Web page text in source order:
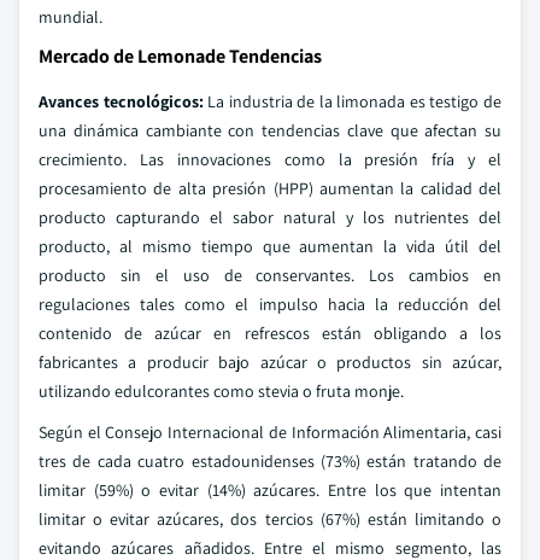
mundial.
Mercado de Lemonade Tendencias
Avances tecnológicos:La industria de la limonada es testigo de
una dinámica cambiante con tendencias clave que afectan su
crecimiento. Las innovaciones como la presión fría y el
procesamiento de alta presión (HPP) aumentan la calidad del
producto capturando el sabor natural y los nutrientes del
producto, al mismo tiempo que aumentan la vida útil del
producto sin el uso de conservantes. Los cambios en
regulaciones tales como el impulso hacia la reducción del
contenido de azúcar en refrescos están obligando a los
fabricantes a producir bajo azúcar o productos sin azúcar,
utilizando edulcorantes como stevia o fruta monje.
Según el Consejo Internacional de Información Alimentaria, casi
tres de cada cuatro estadounidenses (73%) están tratando de
limitar (59%) o evitar (14%) azúcares. Entre los que intentan
limitar o evitar azúcares, dos tercios (67%) están limitando o
evitando azúcares añadidos. Entre el mismo segmento, las